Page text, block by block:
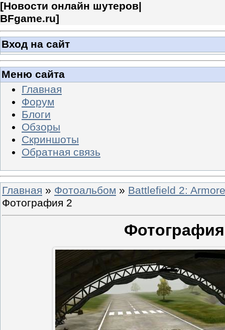
[Новости онлайн шутеров|
BFgame.ru]
Вход на сайт
Меню сайта
Главная
Форум
Блоги
Обзоры
Скриншоты
Обратная связь
Главная » Фотоальбом » Battlefield 2:
Фотография 2